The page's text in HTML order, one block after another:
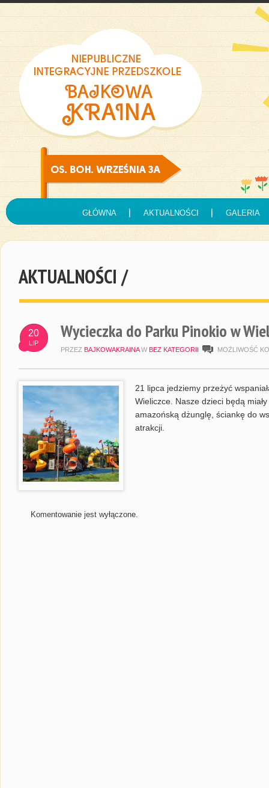
GŁÓWNA AKTUALNOŚCI GALERIA
AKTUALNOŚCI /
20
LIP
Wycieczka do Parku Pinokio w
PRZEZ BAJKOWAKRAINA W BEZ KATEGORII MOŻLIWOŚĆ
21 lipca jedziemy przeżyć
Wieliczce. Nasze dzieci będą
amazońską dżunglę, ściankę do
atrakcji.
Komentowanie jest wyłączone.